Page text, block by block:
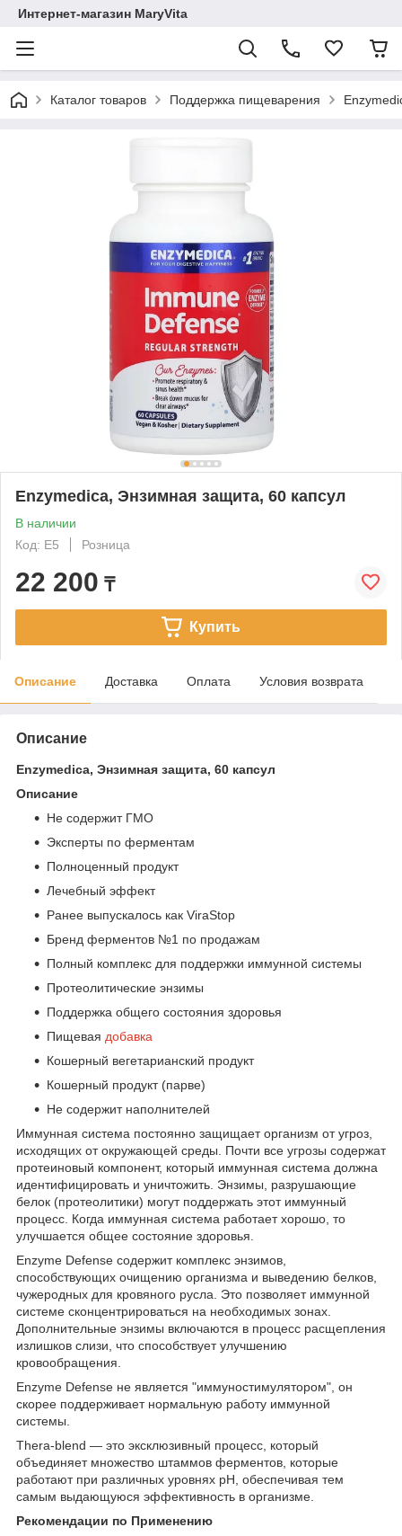
Интернет-магазин MaryVita
Каталог товаров Поддержка пищеварения
Enzymedica, Энзимная защита, 60 капсул
В наличии
Код: E5
Розница
22 200 ₸
Купить
Описание Доставка Оплата Условия возврата
Описание
Enzymedica, Энзимная защита, 60 капсул
Описание
Не содержит ГМО
Эксперты по ферментам
Полноценный продукт
Лечебный эффект
Ранее выпускалось как ViraStop
Бренд ферментов №1 по продажам
Полный комплекс для поддержки иммунной системы
Протеолитические энзимы
Поддержка общего состояния здоровья
Пищевая добавка
Кошерный вегетарианский продукт
Кошерный продукт (парве)
Не содержит наполнителей
Иммунная система постоянно защищает организм от угроз,
исходящих от окружающей среды. Почти все угрозы содержат
протеиновый компонент, который иммунная система должна
идентифицировать и уничтожить. Энзимы, разрушающие
белок (протеолитики) могут поддержать этот иммунный
процесс. Когда иммунная система работает хорошо, то
улучшается общее состояние здоровья.
Enzyme Defense содержит комплекс энзимов,
способствующих очищению организма и выведению белков,
чужеродных для кровяного русла. Это позволяет иммунной
системе сконцентрироваться на необходимых зонах.
Дополнительные энзимы включаются в процесс расщепления
излишков слизи, что способствует улучшению
кровообращения.
Enzyme Defense не является "иммуностимулятором", он
скорее поддерживает нормальную работу иммунной
системы.
Thera-blend — это эксклюзивный процесс, который
объединяет множество штаммов ферментов, которые
работают при различных уровнях pH, обеспечивая тем
самым выдающуюся эффективность в организме.
Рекомендации по Применению